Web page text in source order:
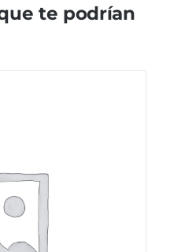
te podrían